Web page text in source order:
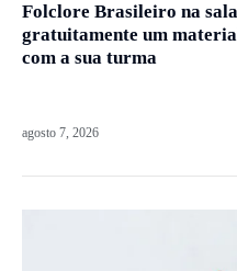
Folclore Brasileiro na
gratuitamente um
com a sua turma
agosto 7, 2026